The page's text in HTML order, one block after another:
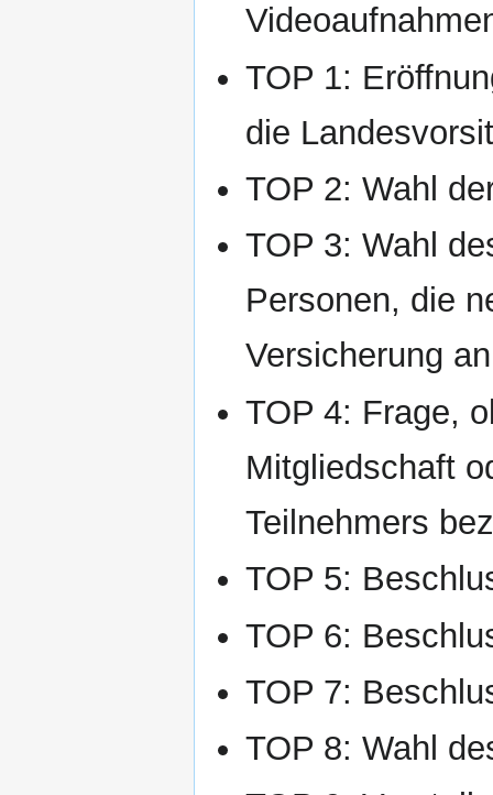
TOP 1:
die
TOP 2: Wahl
TOP 3: Wahl
Personen, die
Versicherung
TOP 4: Frage,
Mitgliedschaft
Teilnehmers
TOP 5:
TOP 6:
TOP 7:
TOP 8: Wahl